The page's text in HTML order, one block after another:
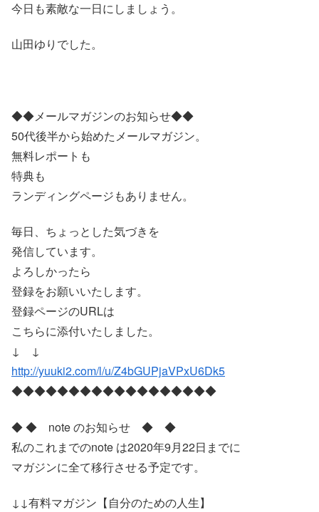
今日も素敵な一日にしましょう。
山田ゆりでした。
◆◆メールマガジンのお知らせ◆◆
50代後半から始めたメールマガジン。
無料レポートも
特典も
ランディングページもありません。
毎日、ちょっとした気づきを
発信しています。
よろしかったら
登録をお願いいたします。
登録ページのURLは
こちらに添付いたしました。
↓ ↓
http://yuuki2.com/l/u/Z4bGUPjaVPxU6Dk5
◆◆◆◆◆◆◆◆◆◆◆◆◆◆◆◆◆◆
◆ ◆ note のお知らせ ◆ ◆
私のこれまでのnote は2020年9月22日までに
マガジンに全て移行させる予定です。
↓↓有料マガジン【自分のための人生】